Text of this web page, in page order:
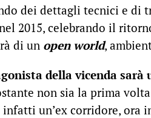
dei dettagli tecnici e di
2015, celebrando il
di un open world,
della vicenda sarà
non sia la prima
infatti un’ex corridore, ora